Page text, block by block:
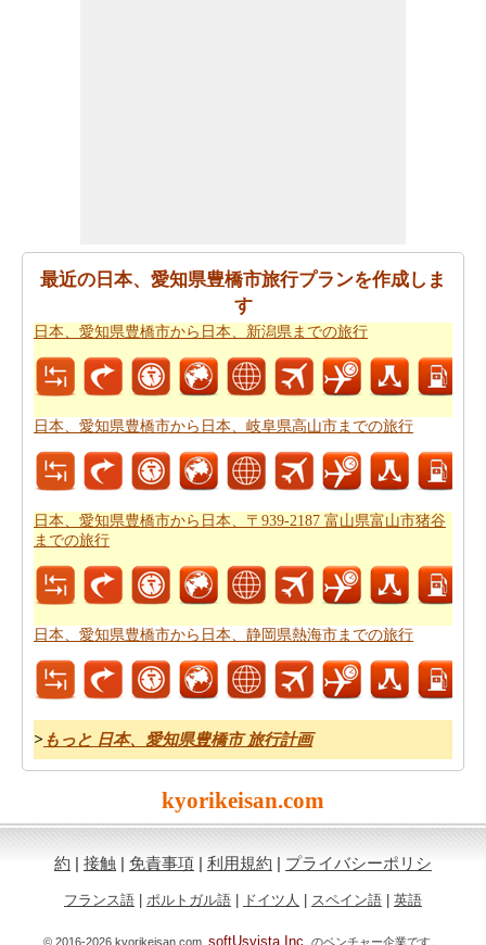
橋市から日本、〒939-2187 富山県富山市猪谷までの道路
を取得したいと思います。
あなたの旅のための全体計画を持った後、あなたはま
た、旅費の推定値を取得したいと思います。 日本、愛知
県豊橋市から日本、〒939-2187 富山県富山市猪谷までの
旅行の費用をチェックすることができます。
最近の日本、愛知県豊橋市旅行プランを作成しま
す
日本、愛知県豊橋市から日本、新潟県までの旅行
日本、愛知県豊橋市から日本、岐阜県高山市までの旅行
日本、愛知県豊橋市から日本、〒939-2187 富山県富山市猪谷
までの旅行
日本、愛知県豊橋市から日本、静岡県熱海市までの旅行
> もっと 日本、愛知県豊橋市 旅行計画
kyorikeisan.com
約 | 接触 | 免責事項 | 利用規約 | プライバシーポリシ
フランス語 | ポルトガル語 | ドイツ人 | スペイン語 | 英語
© 2016-2026 kyorikeisan.com. softUsvista Inc. のベンチャー企業です。